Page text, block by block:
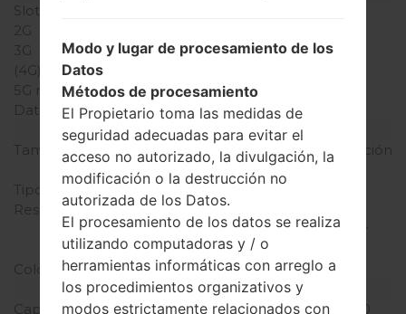
Slot de tarjeta
2G
3G
-
(4G) LTE
5G network
-
Datos
-
Pantalla
Tamaño de la pantalla
7.0 pulgadas (~66% relación
pantalla-cuerpo)
Tipo de Pantalla
IPS TFT LCD
Resolución de Pantalla
800 x 1280 píxeles (~215
densidad de píxeles por
pulgada)
Colores de pantalla
16M colores
Batería y Teclado
Capacidad de batería
No extraíble Li-Ion 4000
Modo y lugar de procesamiento de los
Datos
Métodos de procesamiento
El Propietario toma las medidas de
seguridad adecuadas para evitar el
acceso no autorizado, la divulgación, la
modificación o la destrucción no
autorizada de los Datos.
El procesamiento de los datos se realiza
utilizando computadoras y / o
herramientas informáticas con arreglo a
los procedimientos organizativos y
modos estrictamente relacionados con